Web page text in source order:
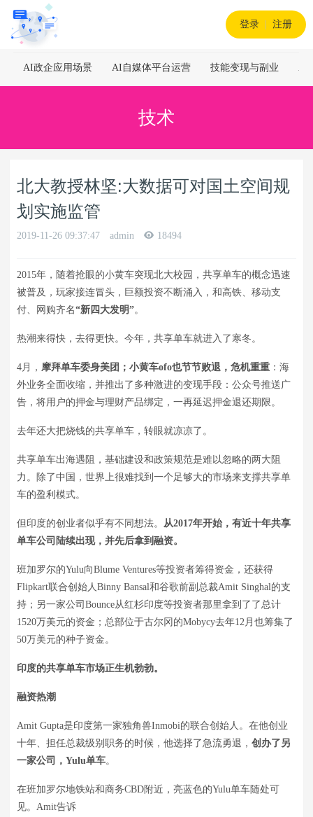
登录 注册
AI政企应用场景 AI自媒体平台运营 技能变现与副业
技术
北大教授林坚:大数据可对国土空间规
划实施监管
2019-11-26 09:37:47 admin 18494
2015年，随着抢眼的小黄车突现北大校园，共享单车的概念迅速
被普及，玩家接连冒头，巨额投资不断涌入，和高铁、移动支
付、网购齐名“新四大发明”。
热潮来得快，去得更快。今年，共享单车就进入了寒冬。
4月， 摩拜单车委身美团；小黄车ofo也节节败退，危机重重 ：海
外业务全面收缩，并推出了多种激进的变现手段：公众号推送广
告，将用户的押金与理财产品绑定，一再延迟押金退还期限。
去年还大把烧钱的共享单车，转眼就凉凉了。
共享单车出海遇阻，基础建设和政策规范是难以忽略的两大阻
力。除了中国，世界上很难找到一个足够大的市场来支撑共享单
车的盈利模式。
但印度的创业者似乎有不同想法。 从2017年开始，有近十年共享
单车公司陆续出现，并先后拿到融资。
班加罗尔的Yulu向Blume Ventures等投资者筹得资金，还获得
Flipkart联合创始人Binny Bansal和谷歌前副总裁Amit Singhal的支
持；另一家公司Bounce从红杉印度等投资者那里拿到了了总计
1520万美元的资金；总部位于古尔冈的Mobycy去年12月也筹集了
50万美元的种子资金。
印度的共享单车市场正生机勃勃。
融资热潮
Amit Gupta是印度第一家独角兽Inmobi的联合创始人。在他创业
十年、担任总裁级别职务的时候，他选择了急流勇退， 创办了另
一家公司，Yulu单车。
在班加罗尔地铁站和商务CBD附近，亮蓝色的Yulu单车随处可
见。Amit告诉